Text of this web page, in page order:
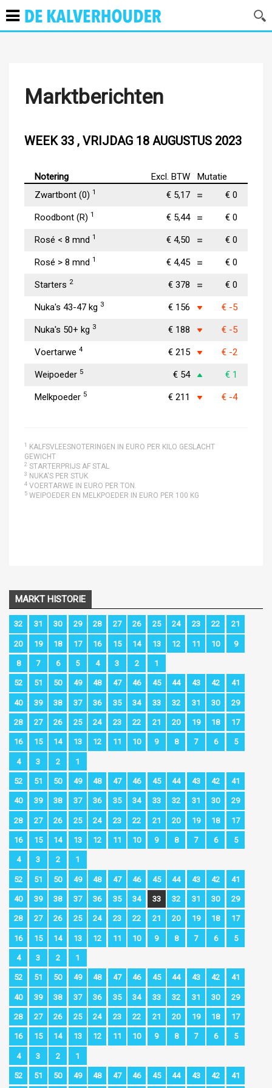
Marktberichten
WEEK 33 , VRIJDAG 18 AUGUSTUS 2023
Notering Excl. BTW
Mutatie
Zwartbont (0) 1 € 5,17 € 0
Roodbont (R) 1 € 5,44 € 0
Rosé < 8 mnd 1 € 4,50 € 0
Rosé > 8 mnd 1 € 4,45 € 0
Starters 2 € 378 € 0
Nuka's 43-47 kg 3 € 156 € -5
Nuka's 50+ kg 3 € 188 € -5
Voertarwe 4 € 215 € -2
Weipoeder 5 € 54 € 1
Melkpoeder 5 € 211 € -4
1
KALFSVLEESNOTERINGEN IN EURO PER KILO GESLACHT
GEWICHT
2 STARTERPRIJS AF STAL
3 NUKA'S PER STUK
4 VOERTARWE IN EURO PER TON.
5 WEIPOEDER EN MELKPOEDER IN EURO PER 100 KG
MARKT HISTORIE
32 31 30 29 28 27 26 25 24 23 22 21
20 19 18 17 16 15 14 13 12 11 10 9
8 7 6 5 4 3 2 1
52 51 50 49 48 47 46 45 44 43 42 41
40 39 38 37 36 35 34 33 32 31 30 29
28 27 26 25 24 23 22 21 20 19 18 17
16 15 14 13 12 11 10 9 8 7 6 5
4 3 2 1
52 51 50 49 48 47 46 45 44 43 42 41
40 39 38 37 36 35 34 33 32 31 30 29
28 27 26 25 24 23 22 21 20 19 18 17
16 15 14 13 12 11 10 9 8 7 6 5
4 3 2 1
52 51 50 49 48 47 46 45 44 43 42 41
40 39 38 37 36 35 34 33 32 31 30 29
28 27 26 25 24 23 22 21 20 19 18 17
16 15 14 13 12 11 10 9 8 7 6 5
4 3 2 1
52 51 50 49 48 47 46 45 44 43 42 41
40 39 38 37 36 35 34 33 32 31 30 29
28 27 26 25 24 23 22 21 20 19 18 17
16 15 14 13 12 11 10 9 8 7 6 5
4 3 2 1
52 51 50 49 48 47 46 45 44 43 42 41